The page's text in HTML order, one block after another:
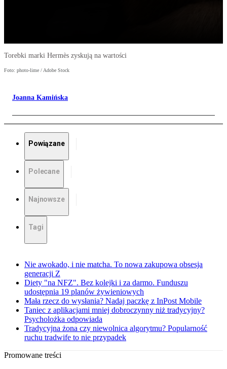
Torebki marki Hermès zyskują na wartości
Foto: photo-lime / Adobe Stock
Joanna Kamińska
Powiązane
Polecane
Najnowsze
Tagi
Nie awokado, i nie matcha. To nowa zakupowa obsesja
generacji Z
Diety "na NFZ". Bez kolejki i za darmo. Funduszu
udostępnia 19 planów żywieniowych
Mała rzecz do wysłania? Nadaj paczkę z InPost Mobile
Taniec z aplikacjami mniej dobroczynny niż tradycyjny?
Psycholożka odpowiada
Tradycyjna żona czy niewolnica algorytmu? Popularność
ruchu tradwife to nie przypadek
Promowane treści